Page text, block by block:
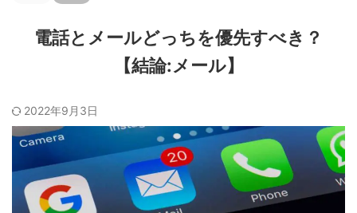
電話とメールどっちを優先すべき？
【結論:メール】
2022年9月3日